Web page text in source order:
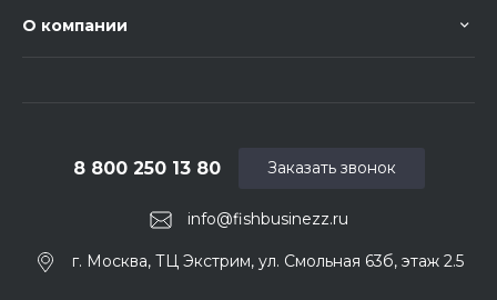
О компании
info@fishbusinezz.ru
8 800 250 13 80
г. Москва, ТЦ Экстрим, ул. Смольная 63б, этаж 2.5
Заказать звонок